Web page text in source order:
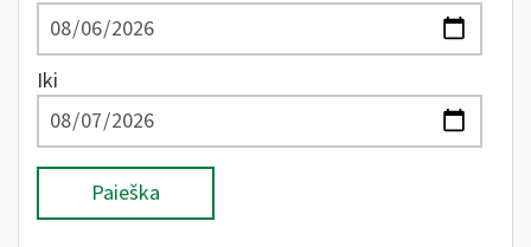
Iki
Paieška